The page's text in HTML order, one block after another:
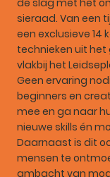
de slag met het
sieraad. Van een
een exclusieve 14
technieken uit
vlakbij het
Geen ervaring
beginners en
mee en ga naar
nieuwe skills én
Daarnaast is dit
mensen te
ambacht van